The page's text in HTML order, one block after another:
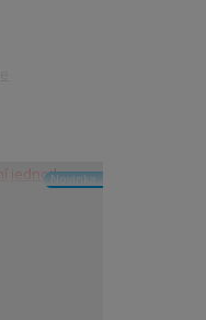
Novinka